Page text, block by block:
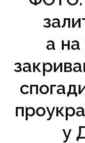
а на
у